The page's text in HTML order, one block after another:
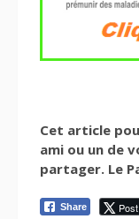
Cet article
ami ou un de
partager. Le
Share Post